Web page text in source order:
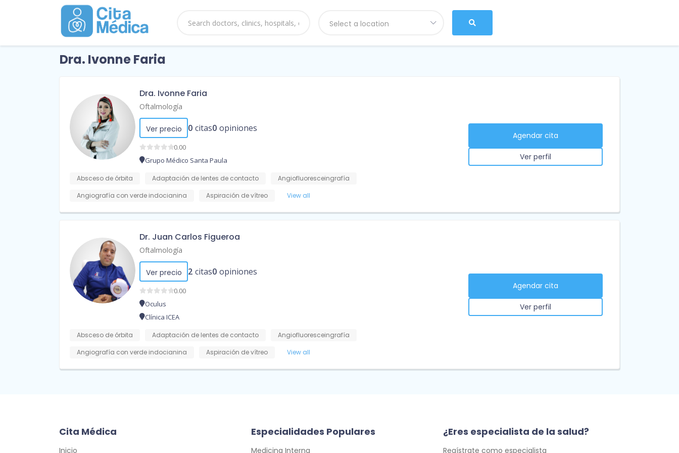
Select a location
Dra. Ivonne Faria
Dra. Ivonne Faria
Oftalmología
Ver precio 0 citas0 opiniones
0.00
Grupo Médico Santa Paula
Absceso de órbita Adaptación de lentes de contacto
Angiofluoresceingrafía
Angiografía con verde indocianina
Aspiración de vítreo View all
Agendar cita
Ver perfil
Dr. Juan Carlos Figueroa
Oftalmología
Ver precio 2 citas0 opiniones
0.00
Oculus
Clínica ICEA
Absceso de órbita Adaptación de lentes de contacto
Angiofluoresceingrafía
Angiografía con verde indocianina
Aspiración de vítreo View all
Agendar cita
Ver perfil
Cita Médica
Inicio
Especialidades Populares
Medicina Interna
¿Eres especialista de la salud?
Regístrate como especialista